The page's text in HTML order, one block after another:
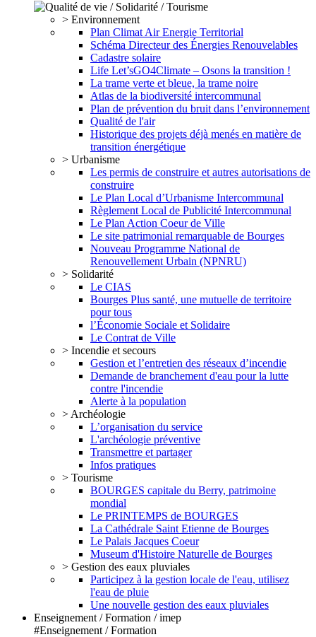
> Environnement
Plan Climat Air Energie Territorial
Schéma Directeur des Énergies Renouvelables
Cadastre solaire
Life Let’sGO4Climate – Osons la transition !
La trame verte et bleue, la trame noire
Atlas de la biodiversité intercommunal
Plan de prévention du bruit dans l’environnement
Qualité de l'air
Historique des projets déjà menés en matière de
transition énergétique
> Urbanisme
Les permis de construire et autres autorisations de
construire
Le Plan Local d’Urbanisme Intercommunal
Règlement Local de Publicité Intercommunal
Le Plan Action Coeur de Ville
Le site patrimonial remarquable de Bourges
Nouveau Programme National de
Renouvellement Urbain (NPNRU)
> Solidarité
Le CIAS
Bourges Plus santé, une mutuelle de territoire
pour tous
l’Économie Sociale et Solidaire
Le Contrat de Ville
> Incendie et secours
Gestion et l’entretien des réseaux d’incendie
Demande de branchement d'eau pour la lutte
contre l'incendie
Alerte à la population
> Archéologie
L’organisation du service
L'archéologie préventive
Transmettre et partager
Infos pratiques
> Tourisme
BOURGES capitale du Berry, patrimoine
mondial
Le PRINTEMPS de BOURGES
La Cathédrale Saint Etienne de Bourges
Le Palais Jacques Coeur
Museum d'Histoire Naturelle de Bourges
> Gestion des eaux pluviales
Participez à la gestion locale de l'eau, utilisez
l'eau de pluie
Une nouvelle gestion des eaux pluviales
Enseignement / Formation / imep
#Enseignement / Formation